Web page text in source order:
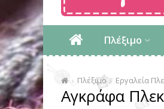
Πλέξιμο
Πλέξιμο Εργαλεία
Αγκράφα